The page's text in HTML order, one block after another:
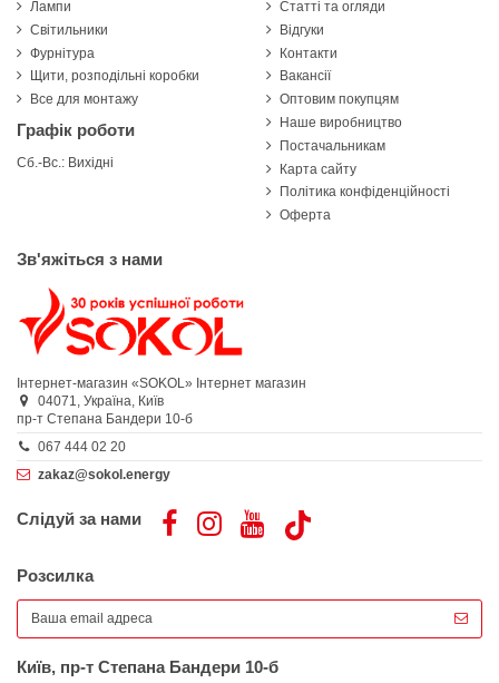
Лампи
Світильники
Фурнітура
Щити, розподільні коробки
Все для монтажу
Графік роботи
Сб.-Вс.: Вихідні
Статті та огляди
Відгуки
Контакти
Вакансії
Оптовим покупцям
Наше виробництво
Постачальникам
Карта сайту
Політика конфіденційності
Оферта
Зв'яжіться з нами
Інтернет-магазин «SOKOL» Інтернет магазин
04071, Україна, Київ
пр-т Степана Бандери 10-б
067 444 02 20
zakaz@sokol.energy
Слідуй за нами
Розсилка
Київ, пр-т Степана Бандери 10-б